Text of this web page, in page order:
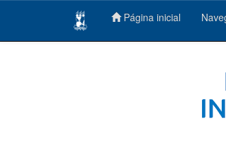
Página inicial